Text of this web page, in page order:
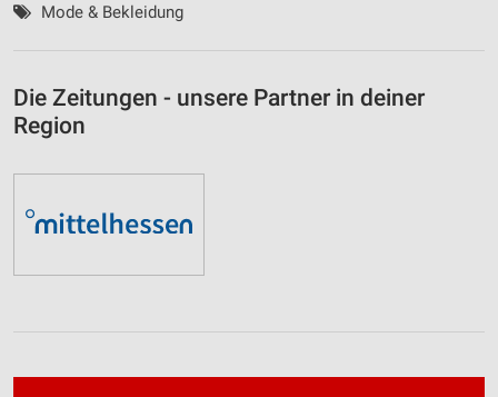
Mode & Bekleidung
Die Zeitungen - unsere Partner in deiner
Region